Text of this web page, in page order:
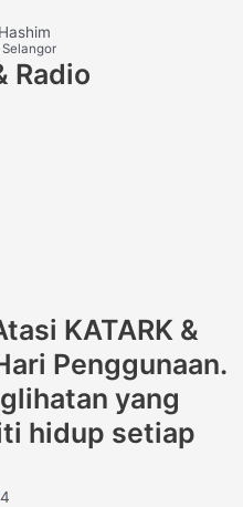
Radio
KATARK &
Penggunaan.
yang
hidup setiap